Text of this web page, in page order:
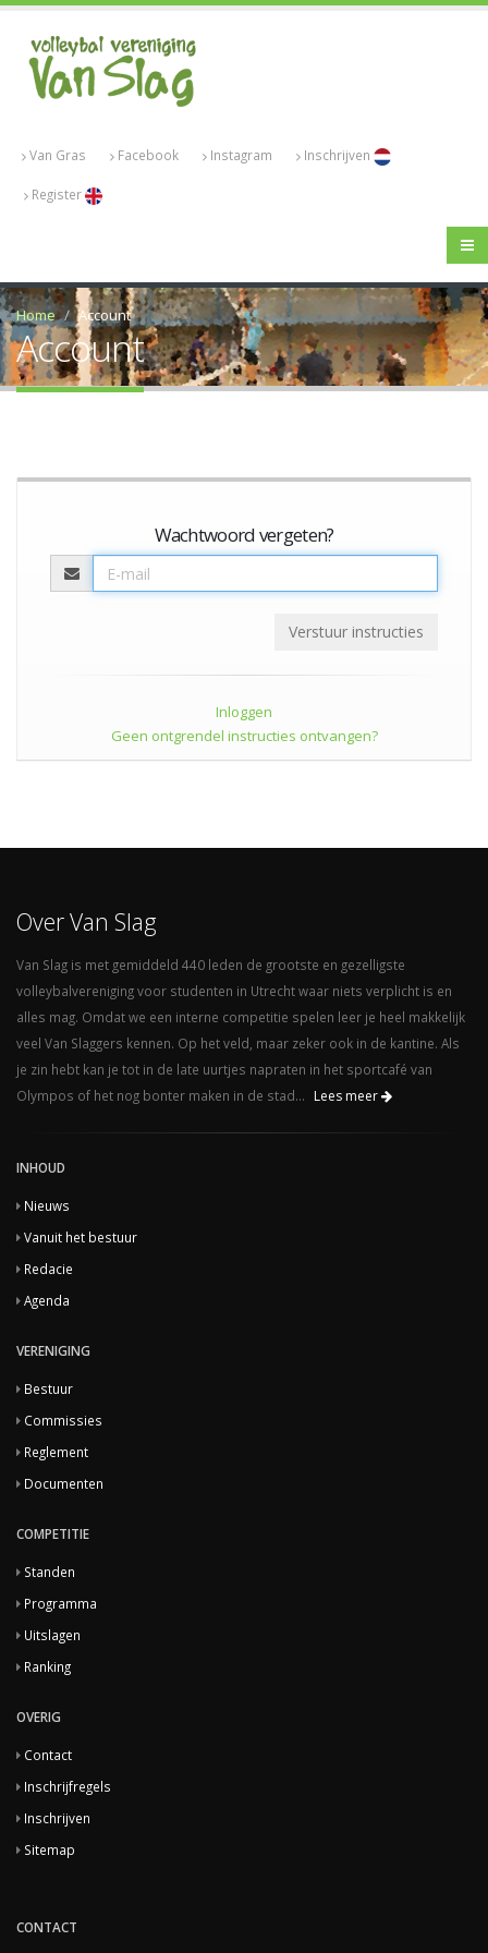
Van Gras Facebook Instagram Inschrijven
Register
Home Account
Account
Wachtwoord vergeten?
Inloggen
Geen ontgrendel instructies ontvangen?
Over Van Slag
Van Slag is met gemiddeld 440 leden de grootste en gezelligste
volleybalvereniging voor studenten in Utrecht waar niets verplicht is en
alles mag. Omdat we een interne competitie spelen leer je heel makkelijk
veel Van Slaggers kennen. Op het veld, maar zeker ook in de kantine. Als
je zin hebt kan je tot in de late uurtjes napraten in het sportcafé van
Olympos of het nog bonter maken in de stad...
Lees meer
INHOUD
Nieuws
Vanuit het bestuur
Redacie
Agenda
VERENIGING
Bestuur
Commissies
Reglement
Documenten
COMPETITIE
Standen
Programma
Uitslagen
Ranking
OVERIG
Contact
Inschrijfregels
Inschrijven
Sitemap
CONTACT